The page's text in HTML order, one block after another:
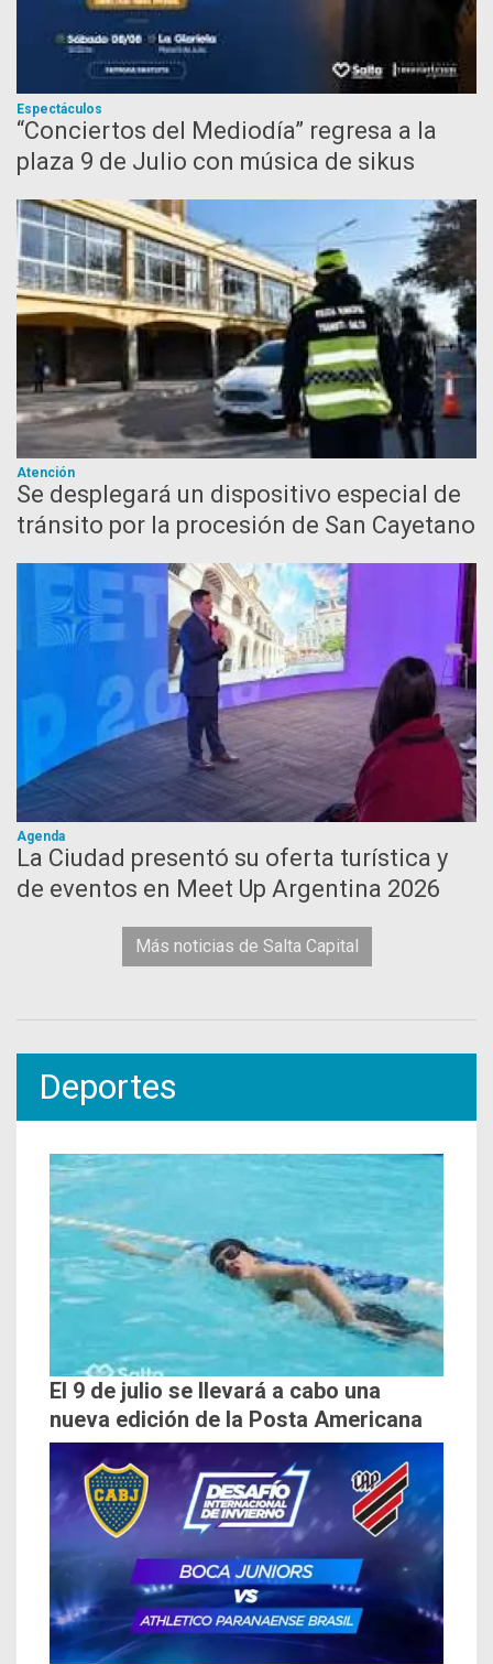
Espectáculos
“Conciertos del Mediodía” regresa a la
plaza 9 de Julio con música de sikus
Atención
Se desplegará un dispositivo especial de
tránsito por la procesión de San Cayetano
Agenda
La Ciudad presentó su oferta turística y
de eventos en Meet Up Argentina 2026
Más noticias de Salta Capital
Deportes
El 9 de julio se llevará a cabo una
nueva edición de la Posta Americana